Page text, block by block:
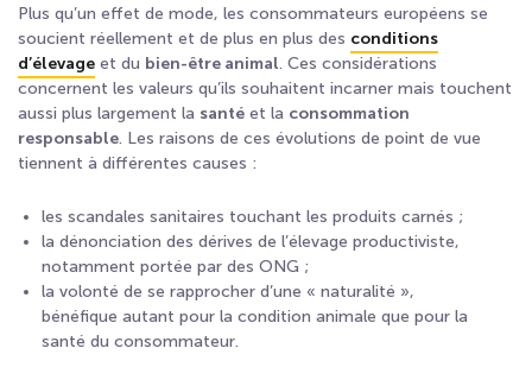
Plus qu’un effet de mode, les consommateurs européens se
soucient réellement et de plus en plus des conditions
d’élevage et du bien-être animal. Ces considérations
concernent les valeurs qu’ils souhaitent incarner mais touchent
aussi plus largement la santé et la consommation
responsable. Les raisons de ces évolutions de point de vue
tiennent à différentes causes :
les scandales sanitaires touchant les produits carnés ;
la dénonciation des dérives de l’élevage productiviste,
notamment portée par des ONG ;
la volonté de se rapprocher d’une « naturalité »,
bénéfique autant pour la condition animale que pour la
santé du consommateur.